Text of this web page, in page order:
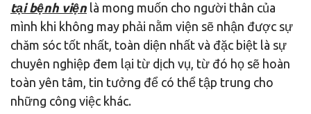
tại bệnh viện là mong muốn cho người thân của
mình khi không may phải nằm viện sẽ nhận được sự
chăm sóc tốt nhất, toàn diện nhất và đặc biệt là sự
chuyên nghiệp đem lại từ dịch vụ, từ đó họ sẽ hoàn
toàn yên tâm, tin tưởng để có thể tập trung cho
những công việc khác.